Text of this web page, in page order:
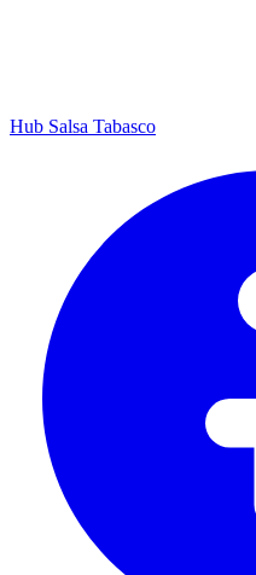
Hub Salsa Tabasco